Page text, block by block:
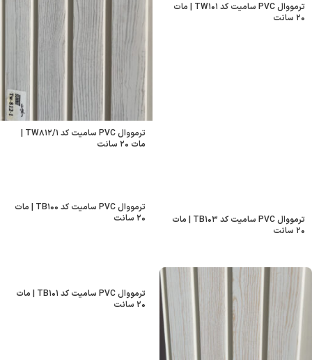
ترمووال PVC سامیت کد TW۱۰۱ | مات
۲۰ سانت
ترمووال PVC سامیت کد TW۸۱۲/۱ |
مات ۲۰ سانت
ترمووال PVC سامیت کد TB۱۰۳ | مات
۲۰ سانت
ترمووال PVC سامیت کد TB۱۰۰ | مات
۲۰ سانت
ترمووال PVC سامیت کد TB۱۰۱ | مات
۲۰ سانت